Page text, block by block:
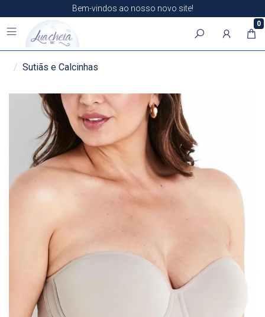
Bem-vindos ao nosso novo site!
0
Sutiãs e Calcinhas